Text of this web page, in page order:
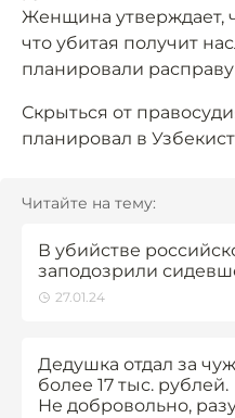
Женщина утверждает,
что убитая получит
планировали
Скрыться от
планировал в
Читайте на тему:
В убийстве
заподозрили
27.01.24
Дедушка отдал за
более 17 тыс. рублей.
Не добровольно,